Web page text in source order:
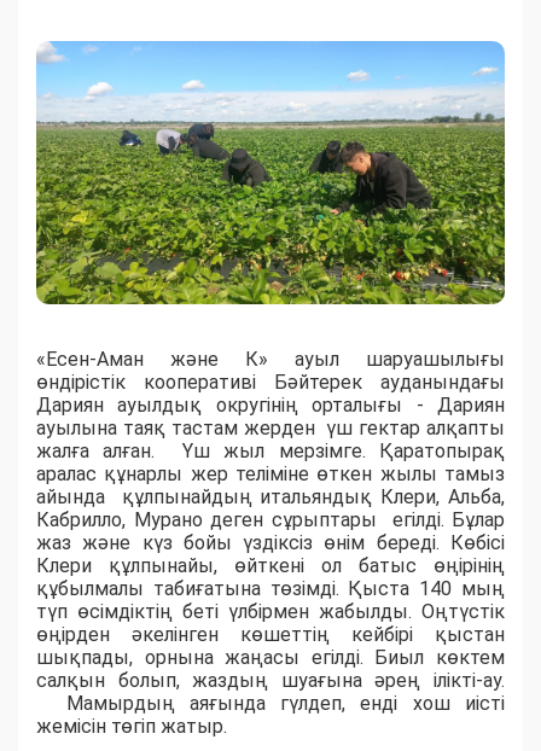
«Есен-Аман және К» ауыл шаруашылығы
өндірістік кооперативі Бәйтерек ауданындағы
Дариян ауылдық округінің орталығы - Дариян
ауылына таяқ тастам жерден үш гектар алқапты
жалға алған. Үш жыл мерзімге. Қаратопырақ
аралас құнарлы жер теліміне өткен жылы тамыз
айында құлпынайдың итальяндық Клери, Альба,
Кабрилло, Мурано деген сұрыптары егілді. Бұлар
жаз және күз бойы үздіксіз өнім береді. Көбісі
Клери құлпынайы, өйткені ол батыс өңірінің
құбылмалы табиғатына төзімді. Қыста 140 мың
түп өсімдіктің беті үлбірмен жабылды. Оңтүстік
өңірден әкелінген көшеттің кейбірі қыстан
шықпады, орнына жаңасы егілді. Биыл көктем
салқын болып, жаздың шуағына әрең ілікті-ау.
Мамырдың аяғында гүлдеп, енді хош иісті
жемісін төгіп жатыр.